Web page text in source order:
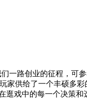
路创业的征程，可
家供给了一个丰硕多
逛戏中的每一个决策